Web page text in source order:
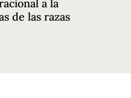
a la
de las razas